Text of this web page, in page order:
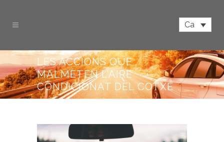
Ca
LES ACCIONS QUE
MALMETEN L’AIRE
CONDICIONAT DEL COTXE